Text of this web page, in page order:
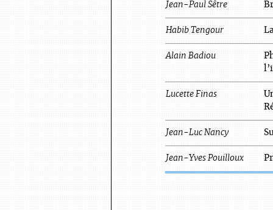
Jean-Paul Sêtre
Habib Tengour
Alain Badiou
Lucette Finas
Jean-Luc Nancy
Jean-Yves Pouilloux